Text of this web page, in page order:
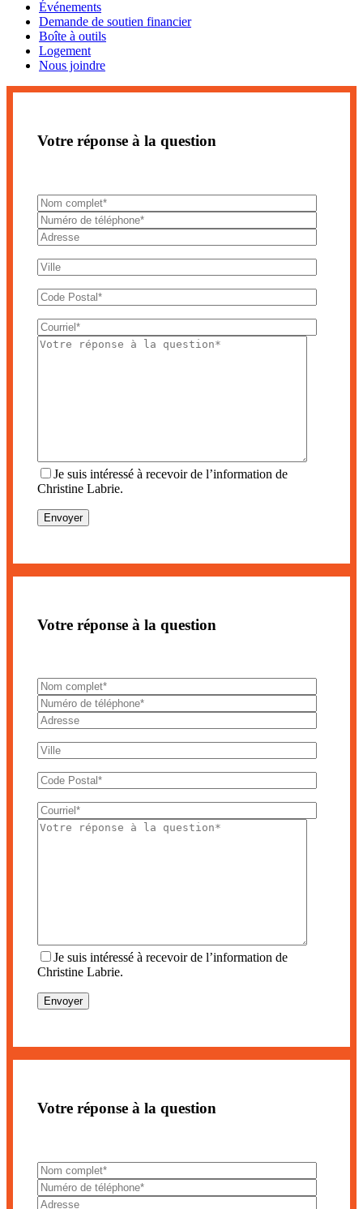
Événements
Demande de soutien financier
Boîte à outils
Logement
Nous joindre
Votre réponse à la question
Je suis intéressé à recevoir de l’information de
Christine Labrie.
Votre réponse à la question
Je suis intéressé à recevoir de l’information de
Christine Labrie.
Votre réponse à la question